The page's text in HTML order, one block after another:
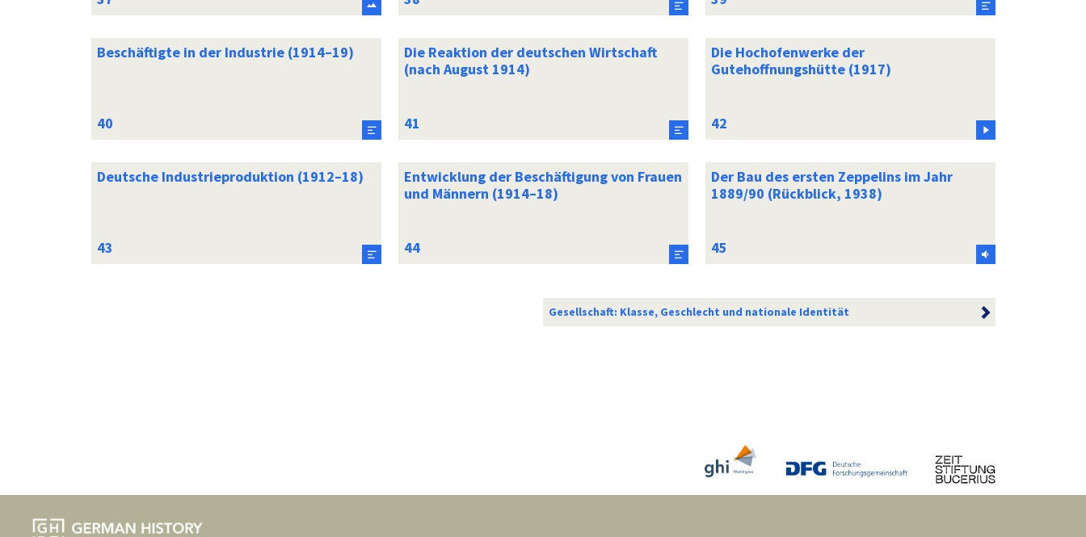
Beschäftigte in der Industrie (1914–19)
Die Reaktion der deutschen Wirtschaft
(nach August 1914)
Die Hochofenwerke der
Gutehoffnungshütte (1917)
Deutsche Industrieproduktion (1912–18)
Entwicklung der Beschäftigung von Frauen
und Männern (1914–18)
Der Bau des ersten Zeppelins im Jahr
1889/90 (Rückblick, 1938)
Gesellschaft: Klasse, Geschlecht und nationale Identität